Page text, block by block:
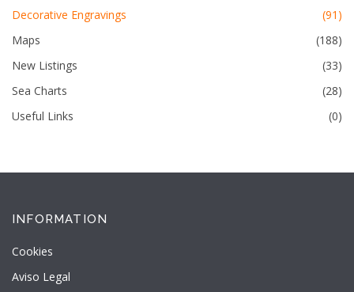
Decorative Engravings
(91)
Maps
(188)
New Listings
(33)
Sea Charts
(28)
Useful Links
(0)
INFORMATION
Cookies
Aviso Legal